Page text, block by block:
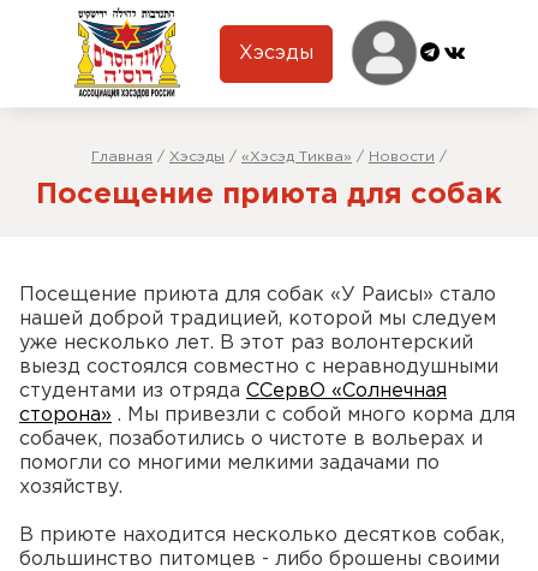
Хэсэды
Главная / Хэсэды / «Хэсэд Тиква» / Новости /
Посещение приюта для собак
Посещение приюта для собак «У Раисы» стало
нашей доброй традицией, которой мы следуем
уже несколько лет. В этот раз волонтерский
выезд состоялся совместно с неравнодушными
студентами из отряда ССервО «Солнечная
сторона» . Мы привезли с собой много корма для
собачек, позаботились о чистоте в вольерах и
помогли со многими мелкими задачами по
хозяйству.
В приюте находится несколько десятков собак,
большинство питомцев - либо брошены своими